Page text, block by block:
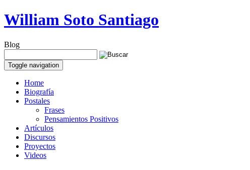
William Soto Santiago
Blog
Toggle navigation
Home
Biografía
Postales
Frases
Pensamientos Positivos
Artículos
Discursos
Proyectos
Videos